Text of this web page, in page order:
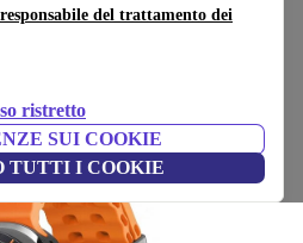
del trattamento dei
ristretto
SUI COOKIE
TUTTI I COOKIE
Ultra